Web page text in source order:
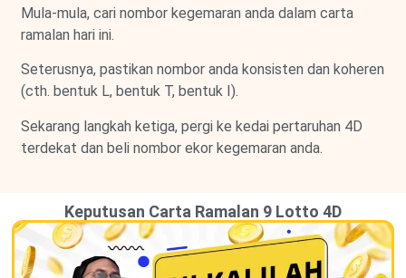
Mula-mula, cari nombor kegemaran anda dalam carta
ramalan hari ini.
Seterusnya, pastikan nombor anda konsisten dan koheren
(cth. bentuk L, bentuk T, bentuk I).
Sekarang langkah ketiga, pergi ke kedai pertaruhan 4D
terdekat dan beli nombor ekor kegemaran anda.
Keputusan Carta Ramalan 9 Lotto 4D